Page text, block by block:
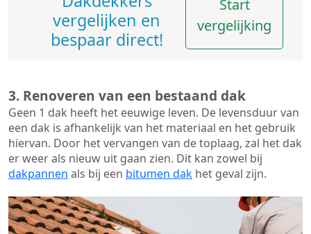
vergelijken en
bespaar direct!
Start
vergelijking
3. Renoveren van een bestaand dak
Geen 1 dak heeft het eeuwige leven. De levensduur van
een dak is afhankelijk van het materiaal en het gebruik
hiervan. Door het vervangen van de toplaag, zal het dak
er weer als nieuw uit gaan zien. Dit kan zowel bij
dakpannen als bij een bitumen dak het geval zijn.